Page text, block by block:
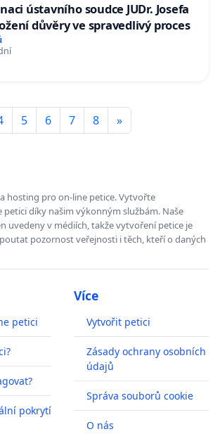
ústavního soudce JUDr. Josefa
důvěry ve spravedlivý proces
5 6 7 8 »
hosting pro on-line petice. Vytvořte
petici díky našim výkonným službám. Naše
uvedeny v médiích, takže vytvoření petice je
pozornost veřejnosti i těch, kteří o daných
petici
pokrytí
Více
Vytvořit petici
Zásady ochrany osobních
údajů
Správa souborů cookie
O nás